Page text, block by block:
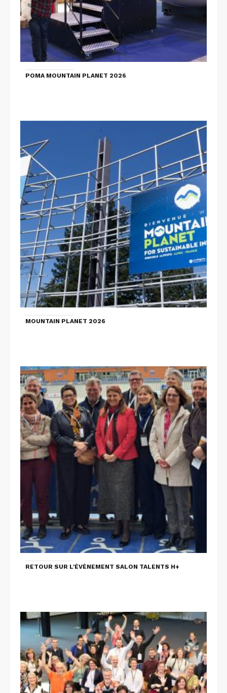
POMA MOUNTAIN PLANET 2026
MOUNTAIN PLANET 2026
RETOUR SUR L'ÉVÈNEMENT SALON TALENTS H+